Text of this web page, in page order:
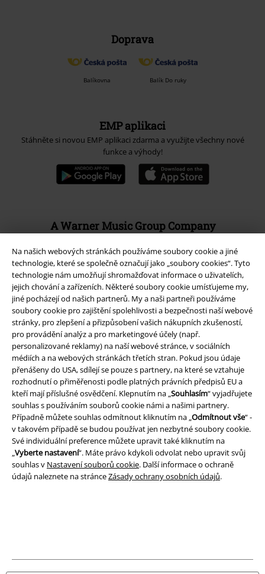
Na našich webových stránkách používáme soubory cookie a jiné
technologie, které se společně označují jako „soubory cookies“. Tyto
technologie nám umožňují shromažďovat informace o uživatelích,
jejich chování a zařízeních. Některé soubory cookie umísťujeme my,
jiné pocházejí od našich partnerů. My a naši partneři používáme
soubory cookie pro zajištění spolehlivosti a bezpečnosti naší webové
stránky, pro zlepšení a přizpůsobení vašich nákupních zkušeností,
pro provádění analýz a pro marketingové účely (např.
personalizované reklamy) na naší webové stránce, v sociálních
médiích a na webových stránkách třetích stran. Pokud jsou údaje
přenášeny do USA, sdílejí se pouze s partnery, na které se vztahuje
rozhodnutí o přiměřenosti podle platných právních předpisů EU a
kteří mají příslušné osvědčení. Klepnutím na „ Souhlasím“ vyjadřujete
souhlas s používáním souborů cookie námi a našimi partnery.
Případně můžete souhlas odmítnout kliknutím na „ Odmítnout vše“ -
v takovém případě se budou používat jen nezbytné soubory cookie.
Své individuální preference můžete upravit také kliknutím na
Vyberte nastavení“. Máte právo kdykoli odvolat nebo upravit svůj
souhlas v Nastavení souborů cookie. Další informace o ochraně
údajů naleznete na stránceZásady ochrany osobních údajů.
Doprava
Balíkovna Balík Do ruky
EMP aplikaci
Stáhněte si novou EMP aplikaci zdarma a využijte všechny nové
funkce a výhody!
A Warner Music Group Company
Právní informace
Podmínky
Prohlášení
Ochrana osobních údajů